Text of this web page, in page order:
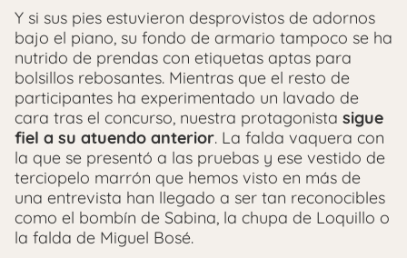
Y si sus pies estuvieron desprovistos de adornos
bajo el piano, su fondo de armario tampoco se ha
nutrido de prendas con etiquetas aptas para
bolsillos rebosantes. Mientras que el resto de
participantes ha experimentado un lavado de
cara tras el concurso, nuestra protagonista sigue
fiel a su atuendo anterior. La falda vaquera con
la que se presentó a las pruebas y ese vestido de
terciopelo marrón que hemos visto en más de
una entrevista han llegado a ser tan reconocibles
como el bombín de Sabina, la chupa de Loquillo o
la falda de Miguel Bosé.